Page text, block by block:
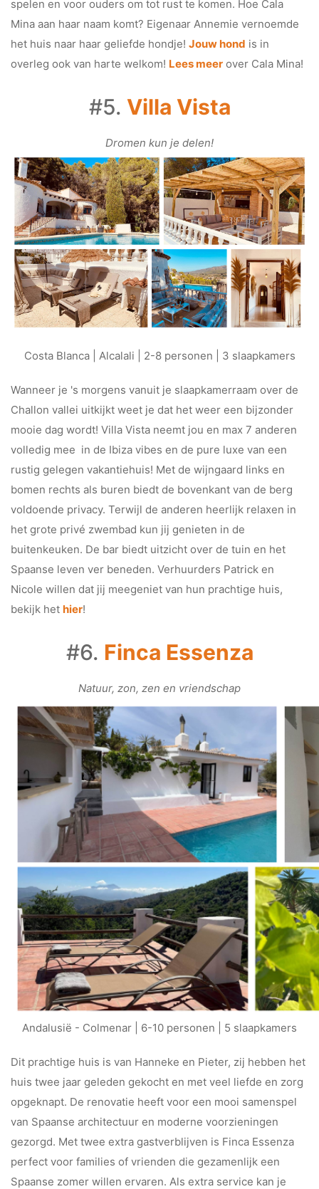
spelen en voor ouders om tot rust te komen. Hoe Cala
Mina aan haar naam komt? Eigenaar Annemie vernoemde
het huis naar haar geliefde hondje! Jouw hond is in
overleg ook van harte welkom! Lees meer over Cala Mina!
#5. Villa Vista
Dromen kun je delen!
Costa Blanca | Alcalali | 2-8 personen | 3 slaapkamers
Wanneer je 's morgens vanuit je slaapkamerraam over de
Challon vallei uitkijkt weet je dat het weer een bijzonder
mooie dag wordt! Villa Vista neemt jou en max 7 anderen
volledig mee in de Ibiza vibes en de pure luxe van een
rustig gelegen vakantiehuis! Met de wijngaard links en
bomen rechts als buren biedt de bovenkant van de berg
voldoende privacy. Terwijl de anderen heerlijk relaxen in
het grote privé zwembad kun jij genieten in de
buitenkeuken. De bar biedt uitzicht over de tuin en het
Spaanse leven ver beneden. Verhuurders Patrick en
Nicole willen dat jij meegeniet van hun prachtige huis,
bekijk het hier!
#6. Finca Essenza
Natuur, zon, zen en vriendschap
Andalusië - Colmenar | 6-10 personen | 5 slaapkamers
Dit prachtige huis is van Hanneke en Pieter, zij hebben het
huis twee jaar geleden gekocht en met veel liefde en zorg
opgeknapt. De renovatie heeft voor een mooi samenspel
van Spaanse architectuur en moderne voorzieningen
gezorgd. Met twee extra gastverblijven is Finca Essenza
perfect voor families of vrienden die gezamenlijk een
Spaanse zomer willen ervaren. Als extra service kan je